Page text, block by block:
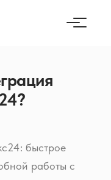
быстрое
работы с